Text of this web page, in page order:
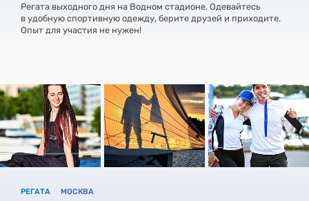
Регата выходного дня на Водном стадионе. Одевайтесь
в удобную спортивную одежду, берите друзей и приходите.
Опыт для участия не нужен!
РЕГАТА МОСКВА